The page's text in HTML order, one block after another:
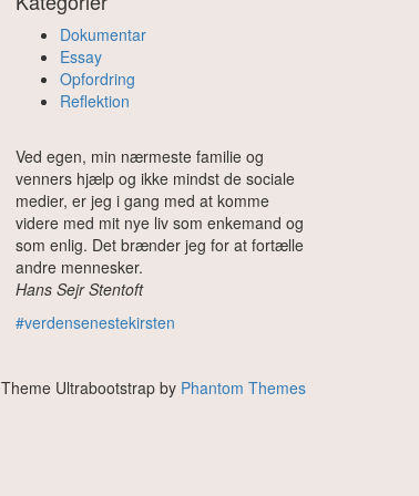
Dokumentar
Essay
Opfordring
Reflektion
Ved egen, min nærmeste familie og
venners hjælp og ikke mindst de sociale
medier, er jeg i gang med at komme
videre med mit nye liv som enkemand og
som enlig. Det brænder jeg for at fortælle
andre mennesker.
Hans Sejr Stentoft
#verdensenestekirsten
Theme Ultrabootstrap by Phantom Themes